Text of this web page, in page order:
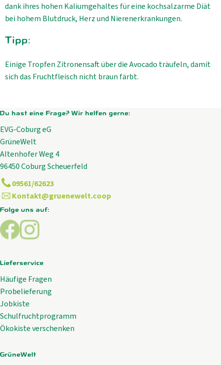
dank ihres hohen Kaliumgehaltes für eine kochsalzarme Diät
bei hohem Blutdruck, Herz und Nierenerkrankungen.
Tipp:
Einige Tropfen Zitronensaft über die Avocado träufeln, damit
sich das Fruchtfleisch nicht braun färbt.
Du hast eine Frage? Wir helfen gerne:
EVG-Coburg eG
GrüneWelt
Altenhofer Weg 4
96450 Coburg Scheuerfeld
09561/62623
Kontakt@gruenewelt.coop
Folge uns auf:
Externer Link zu https://www.facebook.com/
Externer Link zu https://www.instagram.com/
Lieferservice
Häufige Fragen
Probelieferung
Jobkiste
Schulfruchtprogramm
Ökokiste verschenken
GrüneWelt